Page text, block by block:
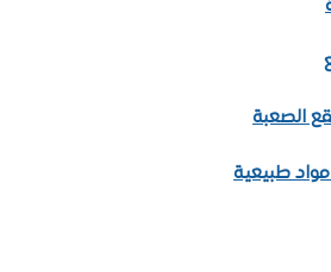
الصعبة
طبيعية